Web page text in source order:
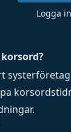
systerföretag
.
Logga in